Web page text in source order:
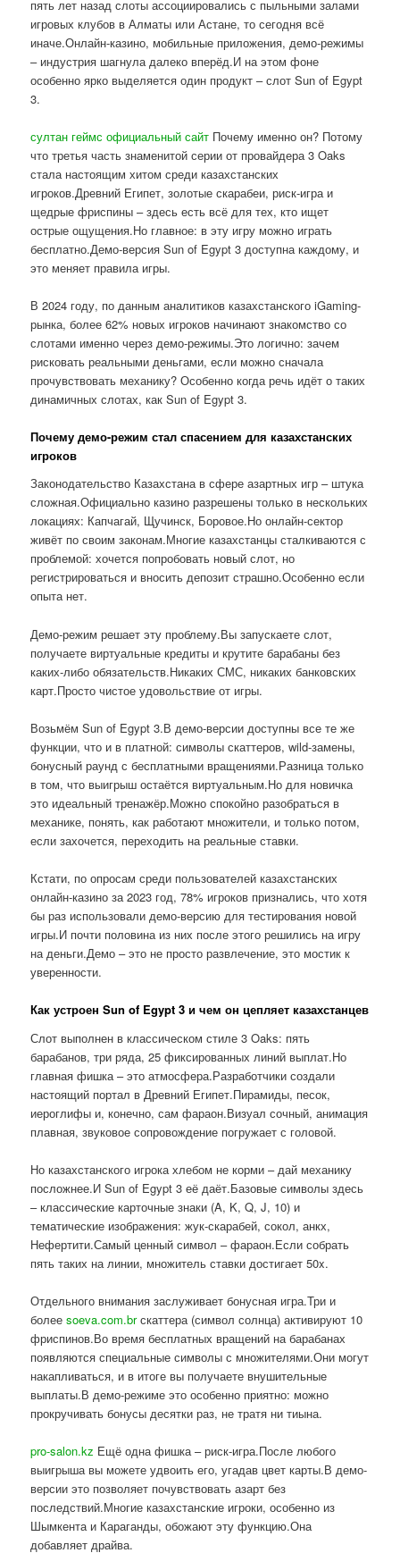
пять лет назад слоты ассоциировались с пыльными залами
игровых клубов в Алматы или Астане, то сегодня всё
иначе.Онлайн-казино, мобильные приложения, демо-режимы
– индустрия шагнула далеко вперёд.И на этом фоне
особенно ярко выделяется один продукт – слот Sun of Egypt
3.
султан геймс официальный сайт Почему именно он? Потому
что третья часть знаменитой серии от провайдера 3 Oaks
стала настоящим хитом среди казахстанских
игроков.Древний Египет, золотые скарабеи, риск-игра и
щедрые фриспины – здесь есть всё для тех, кто ищет
острые ощущения.Но главное: в эту игру можно играть
бесплатно.Демо-версия Sun of Egypt 3 доступна каждому, и
это меняет правила игры.
В 2024 году, по данным аналитиков казахстанского iGaming-
рынка, более 62% новых игроков начинают знакомство со
слотами именно через демо-режимы.Это логично: зачем
рисковать реальными деньгами, если можно сначала
прочувствовать механику? Особенно когда речь идёт о таких
динамичных слотах, как Sun of Egypt 3.
Почему демо-режим стал спасением для казахстанских
игроков
Законодательство Казахстана в сфере азартных игр – штука
сложная.Официально казино разрешены только в нескольких
локациях: Капчагай, Щучинск, Боровое.Но онлайн-сектор
живёт по своим законам.Многие казахстанцы сталкиваются с
проблемой: хочется попробовать новый слот, но
регистрироваться и вносить депозит страшно.Особенно если
опыта нет.
Демо-режим решает эту проблему.Вы запускаете слот,
получаете виртуальные кредиты и крутите барабаны без
каких-либо обязательств.Никаких СМС, никаких банковских
карт.Просто чистое удовольствие от игры.
Возьмём Sun of Egypt 3.В демо-версии доступны все те же
функции, что и в платной: символы скаттеров, wild-замены,
бонусный раунд с бесплатными вращениями.Разница только
в том, что выигрыш остаётся виртуальным.Но для новичка
это идеальный тренажёр.Можно спокойно разобраться в
механике, понять, как работают множители, и только потом,
если захочется, переходить на реальные ставки.
Кстати, по опросам среди пользователей казахстанских
онлайн-казино за 2023 год, 78% игроков признались, что хотя
бы раз использовали демо-версию для тестирования новой
игры.И почти половина из них после этого решились на игру
на деньги.Демо – это не просто развлечение, это мостик к
уверенности.
Как устроен Sun of Egypt 3 и чем он цепляет казахстанцев
Слот выполнен в классическом стиле 3 Oaks: пять
барабанов, три ряда, 25 фиксированных линий выплат.Но
главная фишка – это атмосфера.Разработчики создали
настоящий портал в Древний Египет.Пирамиды, песок,
иероглифы и, конечно, сам фараон.Визуал сочный, анимация
плавная, звуковое сопровождение погружает с головой.
Но казахстанского игрока хлебом не корми – дай механику
посложнее.И Sun of Egypt 3 её даёт.Базовые символы здесь
– классические карточные знаки (A, K, Q, J, 10) и
тематические изображения: жук-скарабей, сокол, анкх,
Нефертити.Самый ценный символ – фараон.Если собрать
пять таких на линии, множитель ставки достигает 50x.
Отдельного внимания заслуживает бонусная игра.Три и
болееsoeva.com.brскаттера (символ солнца) активируют 10
фриспинов.Во время бесплатных вращений на барабанах
появляются специальные символы с множителями.Они могут
накапливаться, и в итоге вы получаете внушительные
выплаты.В демо-режиме это особенно приятно: можно
прокручивать бонусы десятки раз, не тратя ни тиына.
pro-salon.kz Ещё одна фишка – риск-игра.После любого
выигрыша вы можете удвоить его, угадав цвет карты.В демо-
версии это позволяет почувствовать азарт без
последствий.Многие казахстанские игроки, особенно из
Шымкента и Караганды, обожают эту функцию.Она
добавляет драйва.